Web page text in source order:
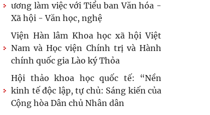
ương làm việc với Tiểu ban Văn hóa -
Xã hội - Văn học, nghệ
Viện Hàn lâm Khoa học xã hội Việt
Nam và Học viện Chính trị và Hành
chính quốc gia Lào ký Thỏa
Hội thảo khoa học quốc tế: “Nền
kinh tế độc lập, tự chủ: Sáng kiến của
Cộng hòa Dân chủ Nhân dân